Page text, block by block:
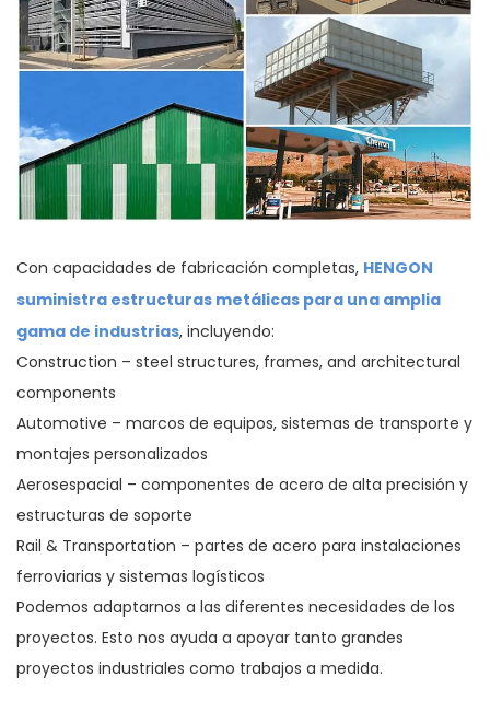
Con capacidades de fabricación completas, HENGON
suministra estructuras metálicas para una amplia
gama de industrias, incluyendo:
Construction – steel structures, frames, and architectural
components
Automotive – marcos de equipos, sistemas de transporte y
montajes personalizados
Aerosespacial – componentes de acero de alta precisión y
estructuras de soporte
Rail & Transportation – partes de acero para instalaciones
ferroviarias y sistemas logísticos
Podemos adaptarnos a las diferentes necesidades de los
proyectos. Esto nos ayuda a apoyar tanto grandes
proyectos industriales como trabajos a medida.